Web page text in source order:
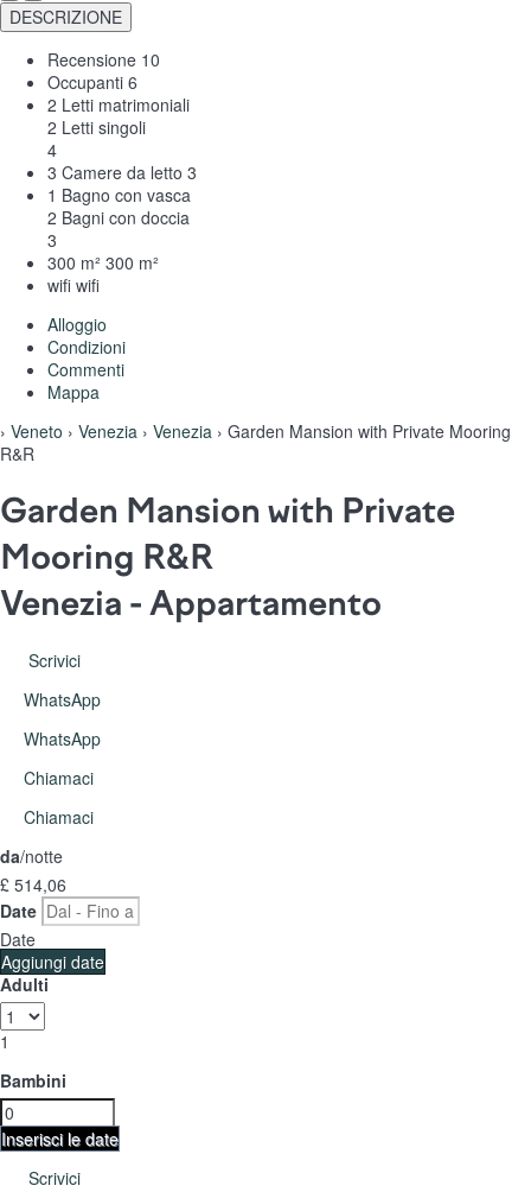
DESCRIZIONE
Recensione 10
Occupanti 6
2 Letti matrimoniali
2 Letti singoli
4
3 Camere da letto 3
1 Bagno con vasca
2 Bagni con doccia
3
300 m² 300 m²
wifi wifi
Alloggio
Condizioni
Commenti
Mappa
› Veneto › Venezia › Venezia › Garden Mansion with Private Mooring
R&R
Garden Mansion with Private
Mooring R&R
Venezia - Appartamento
Scrivici
WhatsApp
WhatsApp
Chiamaci
Chiamaci
da/notte
£ 514,06
Date
Date
Aggiungi date
Adulti
1
Bambini
Inserisci le date
Scrivici